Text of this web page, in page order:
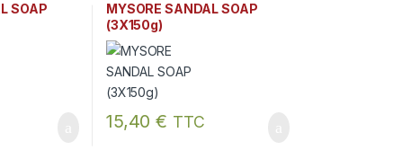
SOAP
MYSORE SANDAL SOAP
(3X150g)
15,40€ TTC